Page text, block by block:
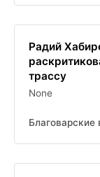
Радий
трассу
None
Благоварские